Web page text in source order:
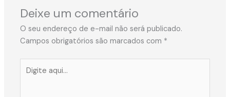
Deixe um comentário
O seu endereço de e-mail não será publicado.
Campos obrigatórios são marcados com *
aqui...